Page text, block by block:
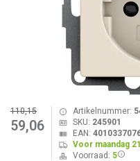
110,15
59,06
Artikelnummer:
SKU: 245901
EAN:
Voor maandag
Voorraad: 5